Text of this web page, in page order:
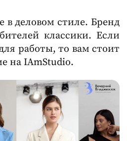
в деловом стиле. Бренд
классики. Если
работы, то вам стоит
на IAmStudio.